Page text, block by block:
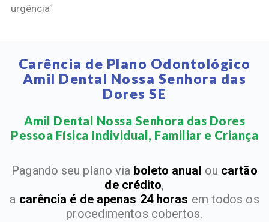
urgência¹
Carência de Plano Odontológico
Amil Dental Nossa Senhora das
Dores SE
Amil Dental Nossa Senhora das Dores
Pessoa Física Individual, Familiar e Criança​
Pagando seu plano via boleto anual ou cartão
de crédito,
a carência é de apenas 24 horas em todos os
procedimentos cobertos.